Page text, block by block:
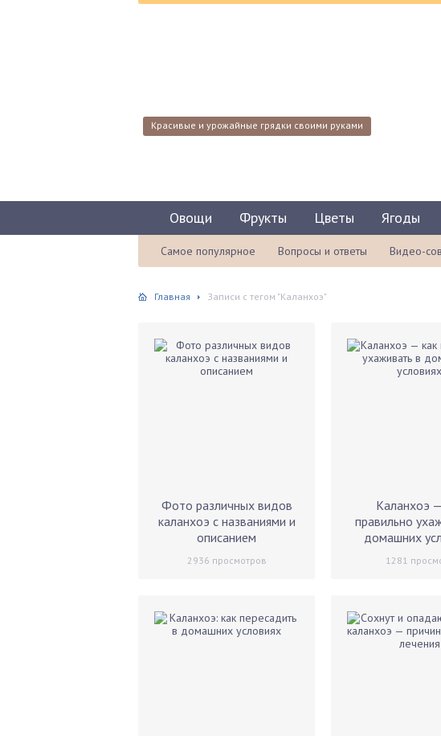
Красивые и урожайные грядки своими руками
Овощи Фрукты Цветы Ягоды
Самое популярное Вопросы и ответы Видео-
Главная Записи с тегом "Каланхоэ"
Фото различных видов
каланхоэ с названиями и
описанием
2936 просмотров
Каланхоэ
правильно
домашних
1281